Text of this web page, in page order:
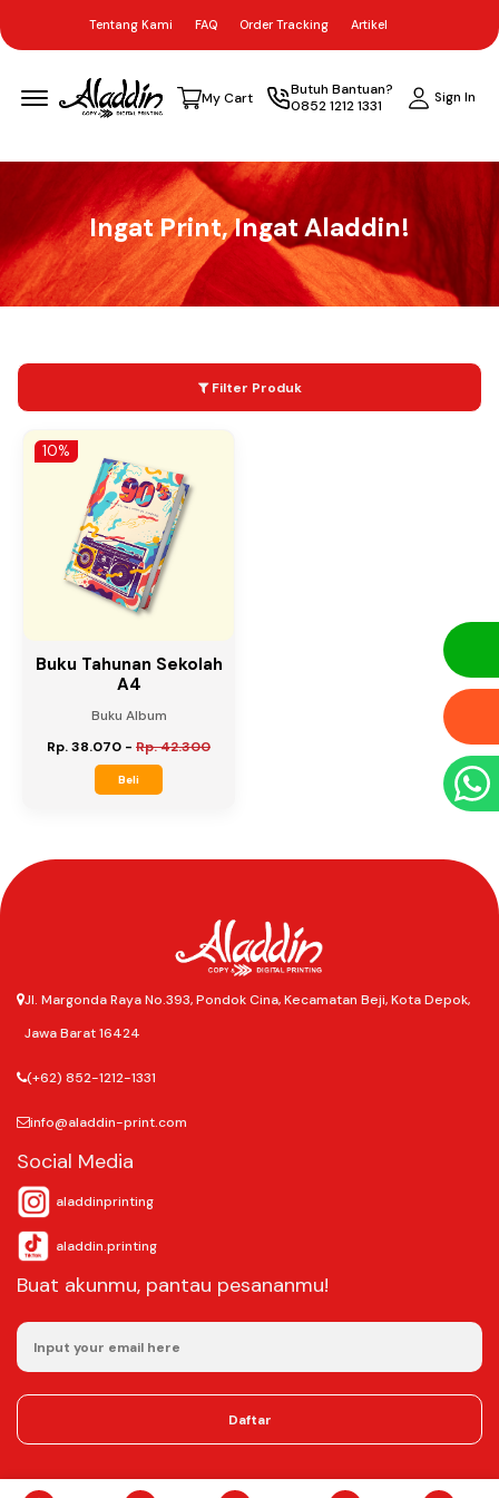
Tentang Kami FAQ Order Tracking Artikel
Menu Open
My Cart
Butuh Bantuan?
0852 1212 1331
Sign In
Ingat Print, Ingat Aladdin!
Filter Produk
10%
Buku Tahunan Sekolah
A4
Buku Album
Rp. 38.070 - Rp. 42.300
Beli
Jl. Margonda Raya No.393, Pondok Cina, Kecamatan Beji, Kota Depok,
Jawa Barat 16424
(+62) 852-1212-1331
info@aladdin-print.com
Social Media
aladdinprinting
aladdin.printing
Buat akunmu, pantau pesananmu!
Daftar